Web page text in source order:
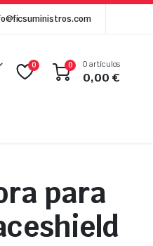
0 0 0 artículos
0,00€
para